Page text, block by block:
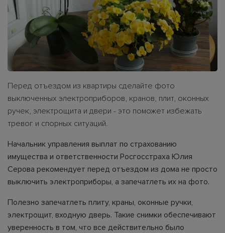
Перед отъездом из квартиры сделайте фото
выключенных электроприборов, кранов, плит, оконных
ручек, электрощита и двери - это поможет избежать
тревог и спорных ситуаций.
Начальник управления выплат по страхованию
имущества и ответственности Росгосстраха Юлия
Серова рекомендует перед отъездом из дома не просто
выключить электроприборы, а запечатлеть их на фото.
Полезно запечатлеть плиту, краны, оконные ручки,
электрощит, входную дверь. Такие снимки обеспечивают
уверенность в том, что все действительно было